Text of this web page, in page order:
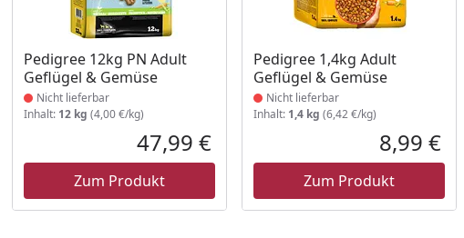
Preis
Pedigree 12kg PN Adult
Geflügel & Gemüse
Produkt nicht lieferbar
Nicht lieferbar
Inhalt: 12 kg (4,00 €/kg)
Aktueller Preis
47,99 €
Zum Produkt
Pedigree 1,4kg Adult
Geflügel & Gemüse
Produkt nicht lieferbar
Nicht lieferbar
Inhalt: 1,4 kg (6,42 €/kg)
8,99 €
Zum Produkt